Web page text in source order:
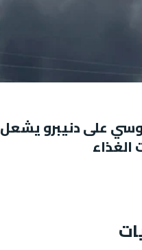
على دنيبرو يشعل